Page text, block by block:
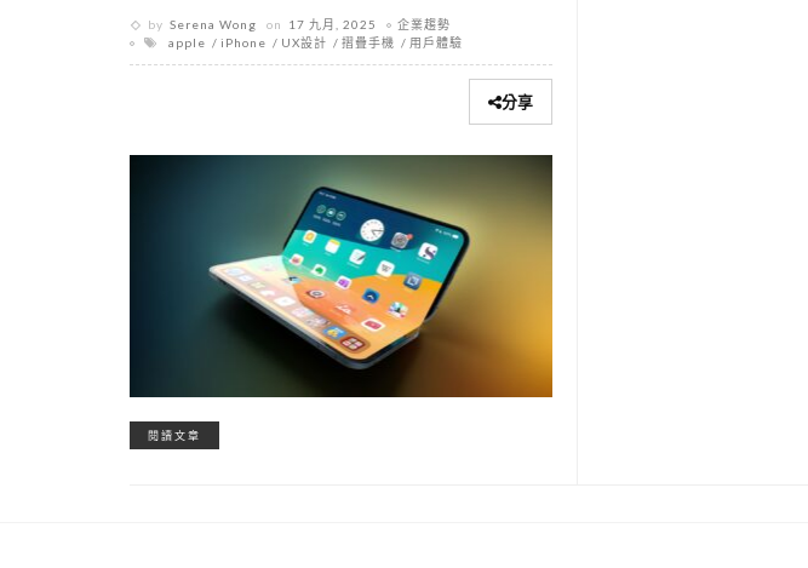
by Serena Wong on 17 九月, 2025
企業趨勢
apple
iPhone UX設計 摺疊手機 用戶體驗
分享
閱讀文章